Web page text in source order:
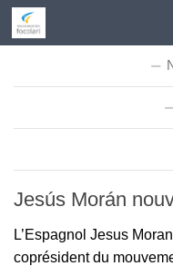
Skip to content
Jesús Morán
L’Espagnol Jesus
coprésident du